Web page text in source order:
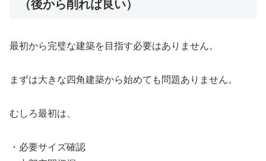
（後から削れば良い）
最初から完璧な建築を目指す必要はありません。
まずは大きな四角建築から始めても問題ありません。
むしろ最初は、
・必要サイズ確認